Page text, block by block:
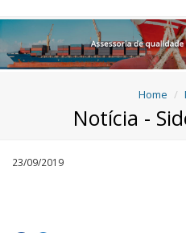
Home
Notícia -
23/09/2019